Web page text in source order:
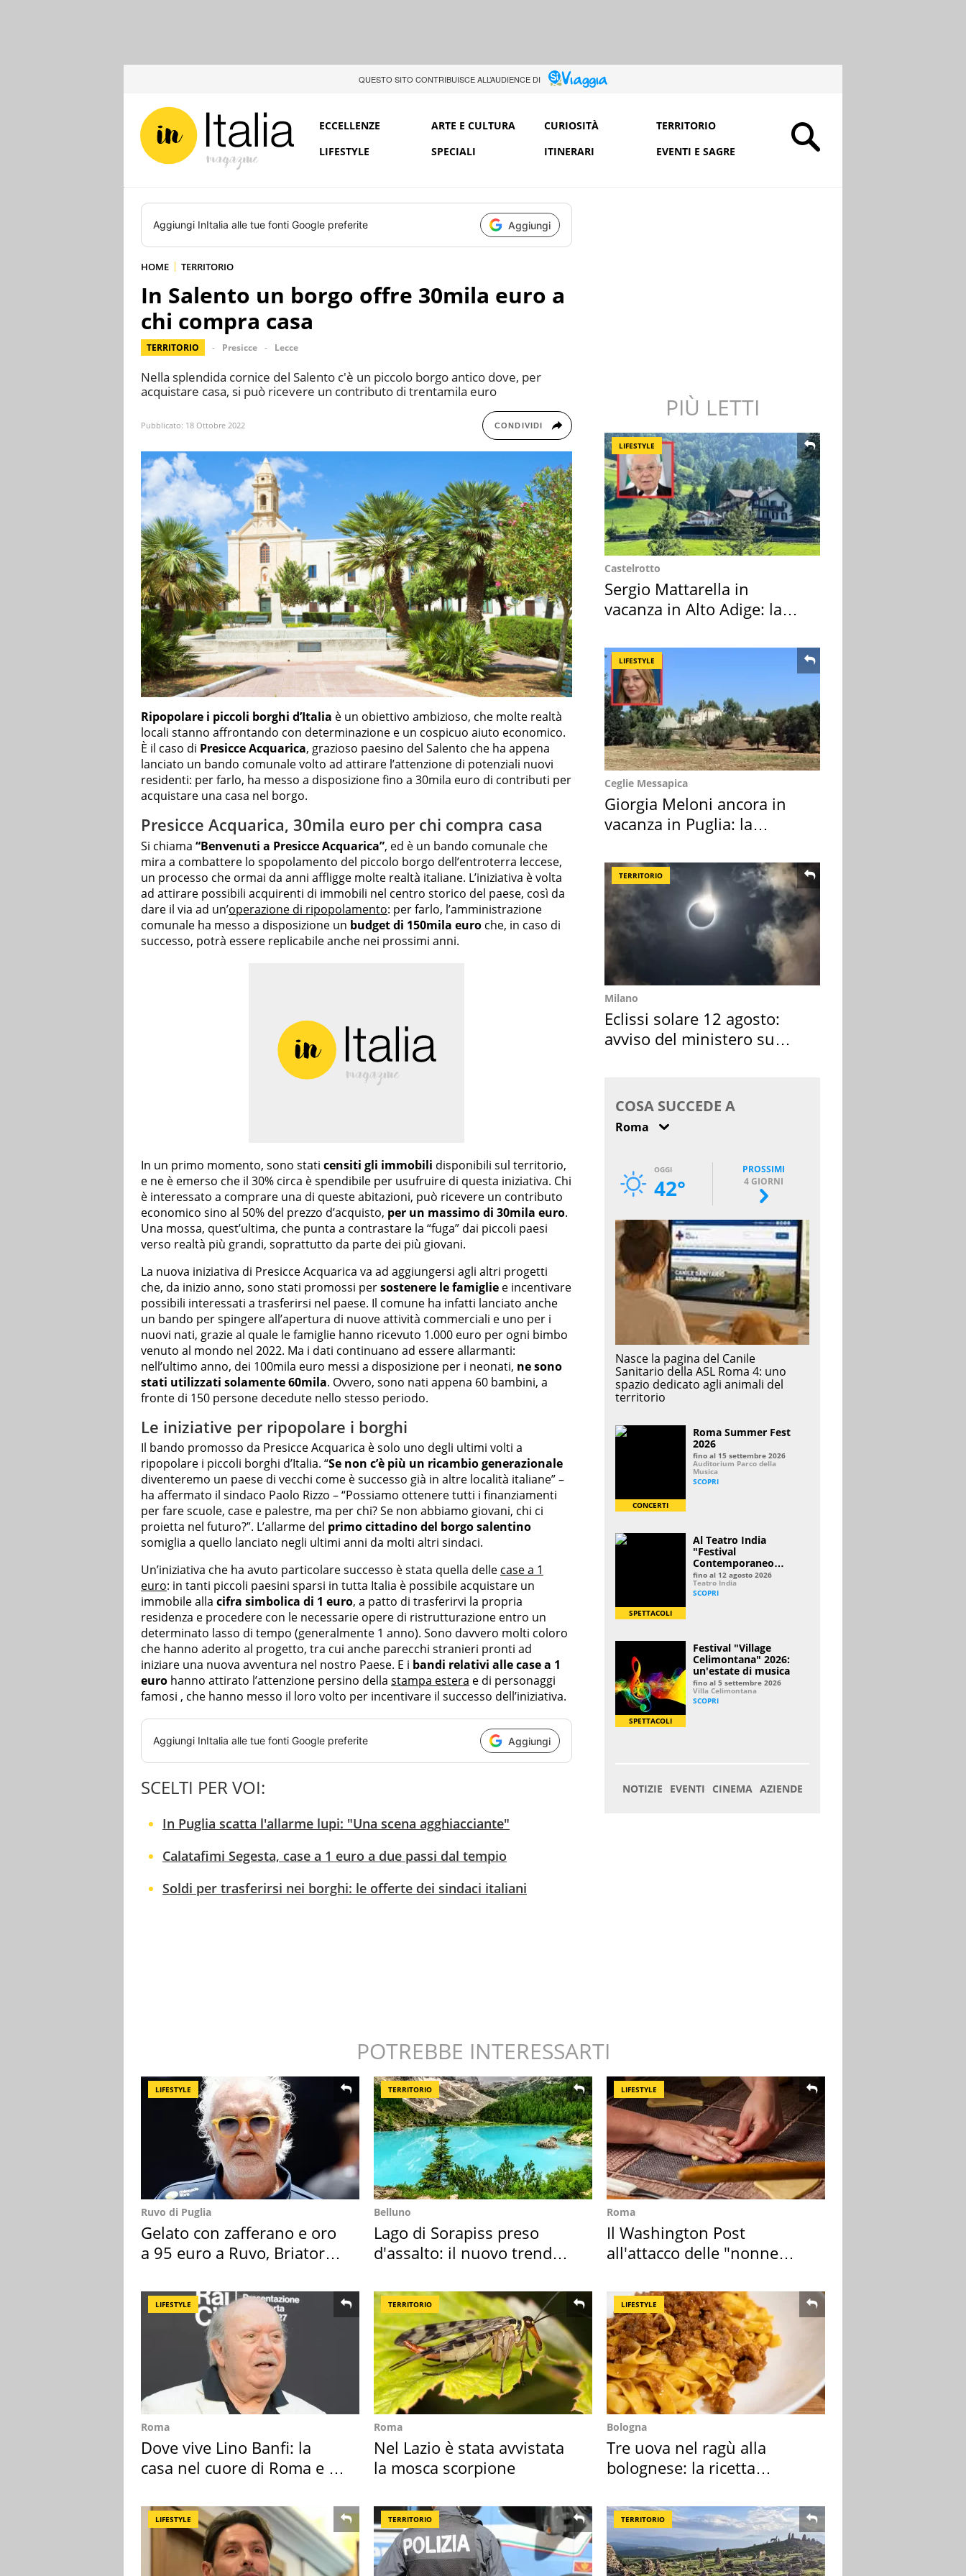
QUESTO SITO CONTRIBUISCE ALL’AUDIENCE DI
ECCELLENZE ARTE E CULTURA CURIOSITÀ
TERRITORIO
LIFESTYLE
SPECIALI ITINERARI EVENTI E SAGRE
Aggiungi InItalia alle tue fonti Google preferite Aggiungi
HOME TERRITORIO
In Salento un borgo offre 30mila euro a
chi compra casa
TERRITORIO Presicce Lecce
Nella splendida cornice del Salento c'è un piccolo borgo antico dove, per
acquistare casa, si può ricevere un contributo di trentamila euro
Pubblicato: 18 Ottobre 2022 CONDIVIDI
Ripopolare i piccoli borghi d’Italia è un obiettivo ambizioso, che molte realtà
locali stanno affrontando con determinazione e un cospicuo aiuto economico.
È il caso di Presicce Acquarica, grazioso paesino del Salento che ha appena
lanciato un bando comunale volto ad attirare l’attenzione di potenziali nuovi
residenti: per farlo, ha messo a disposizione fino a 30mila euro di contributi per
acquistare una casa nel borgo.
Presicce Acquarica, 30mila euro per chi compra casa
Si chiama “Benvenuti a Presicce Acquarica”, ed è un bando comunale che
mira a combattere lo spopolamento del piccolo borgo dell’entroterra leccese,
un processo che ormai da anni affligge molte realtà italiane. L’iniziativa è volta
ad attirare possibili acquirenti di immobili nel centro storico del paese, così da
dare il via ad un’operazione di ripopolamento: per farlo, l’amministrazione
comunale ha messo a disposizione un budget di 150mila euro che, in caso di
successo, potrà essere replicabile anche nei prossimi anni.
In un primo momento, sono stati censiti gli immobili disponibili sul territorio,
e ne è emerso che il 30% circa è spendibile per usufruire di questa iniziativa. Chi
è interessato a comprare una di queste abitazioni, può ricevere un contributo
economico sino al 50% del prezzo d’acquisto, per un massimo di 30mila euro.
Una mossa, quest’ultima, che punta a contrastare la “fuga” dai piccoli paesi
verso realtà più grandi, soprattutto da parte dei più giovani.
La nuova iniziativa di Presicce Acquarica va ad aggiungersi agli altri progetti
che, da inizio anno, sono stati promossi persostenere le famiglie e incentivare
possibili interessati a trasferirsi nel paese. Il comune ha infatti lanciato anche
un bando per spingere all’apertura di nuove attività commerciali e uno per i
nuovi nati, grazie al quale le famiglie hanno ricevuto 1.000 euro per ogni bimbo
venuto al mondo nel 2022. Ma i dati continuano ad essere allarmanti:
nell’ultimo anno, dei 100mila euro messi a disposizione per i neonati, ne sono
stati utilizzati solamente 60mila. Ovvero, sono nati appena 60 bambini, a
fronte di 150 persone decedute nello stesso periodo.
Le iniziative per ripopolare i borghi
Il bando promosso da Presicce Acquarica è solo uno degli ultimi volti a
ripopolare i piccoli borghi d’Italia. “Se non c’è più un ricambio generazionale
diventeremo un paese di vecchi come è successo già in altre località italiane” –
ha affermato il sindaco Paolo Rizzo – “Possiamo ottenere tutti i finanziamenti
per fare scuole, case e palestre, ma per chi? Se non abbiamo giovani, chi ci
proietta nel futuro?”. L’allarme del primo cittadino del borgo salentino
somiglia a quello lanciato negli ultimi anni da molti altri sindaci.
Un’iniziativa che ha avuto particolare successo è stata quella delle case a 1
euro: in tanti piccoli paesini sparsi in tutta Italia è possibile acquistare un
immobile alla cifra simbolica di 1 euro, a patto di trasferirvi la propria
residenza e procedere con le necessarie opere di ristrutturazione entro un
determinato lasso di tempo (generalmente 1 anno). Sono davvero molti coloro
che hanno aderito al progetto, tra cui anche parecchi stranieri pronti ad
iniziare una nuova avventura nel nostro Paese. E i bandi relativi alle case a 1
euro hanno attirato l’attenzione persino della stampa estera e di personaggi
famosi , che hanno messo il loro volto per incentivare il successo dell’iniziativa.
Aggiungi InItalia alle tue fonti Google preferite Aggiungi
SCELTI PER VOI:
In Puglia scatta l'allarme lupi: "Una scena agghiacciante"
Calatafimi Segesta, case a 1 euro a due passi dal tempio
Soldi per trasferirsi nei borghi: le offerte dei sindaci italiani
PIÙ LETTI
LIFESTYLE
Castelrotto
Sergio Mattarella in
vacanza in Alto Adige: la
LIFESTYLE
Ceglie Messapica
Giorgia Meloni ancora in
vacanza in Puglia: la
TERRITORIO
Milano
Eclissi solare 12 agosto:
avviso del ministero su
POTREBBE INTERESSARTI
LIFESTYLE
Ruvo di Puglia
Gelato con zafferano e oro
a 95 euro a Ruvo, Briatore
TERRITORIO
Belluno
Lago di Sorapiss preso
d'assalto: il nuovo trend
LIFESTYLE
Roma
Il Washington Post
all'attacco delle "nonne
LIFESTYLE
Roma
Dove vive Lino Banfi: la
casa nel cuore di Roma e i
TERRITORIO
Roma
Nel Lazio è stata avvistata
la mosca scorpione
LIFESTYLE
Bologna
Tre uova nel ragù alla
bolognese: la ricetta
LIFESTYLE TERRITORIO TERRITORIO